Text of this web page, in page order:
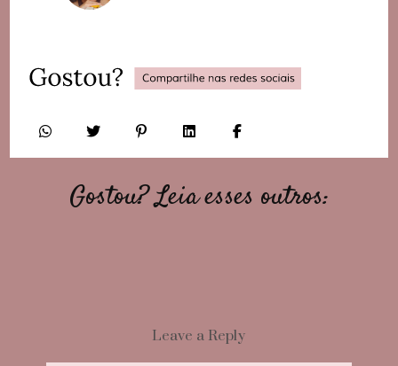
Gostou? Leia esses outros:
Leave a Reply